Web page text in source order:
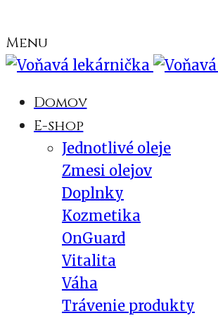
Menu
Domov
E-shop
Jednotlivé oleje
Zmesi olejov
Doplnky
Kozmetika
OnGuard
Vitalita
Váha
Trávenie produkty